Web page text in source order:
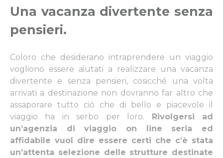
Una vacanza divertente senza
pensieri.
Coloro che desiderano intraprendere un viaggio
vogliono essere aiutati a realizzare una vacanza
divertente e senza pensieri, cosicché una volta
arrivati a destinazione non dovranno far altro che
assaporare tutto ciò che di bello e piacevole il
viaggio ha in serbo per loro. Rivolgersi ad
un’agenzia di viaggio on line seria ed
affidabile vuol dire essere certi che c’è stata
un’attenta selezione delle strutture destinate